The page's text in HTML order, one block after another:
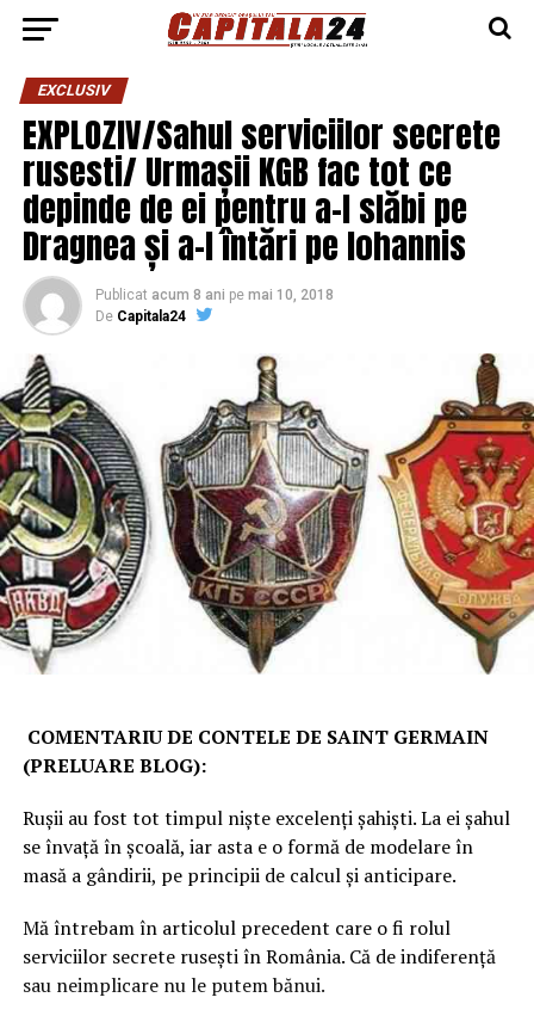
EXCLUSIV
EXPLOZIV/Sahul serviciilor secrete
rusesti/ Urmașii KGB fac tot ce
depinde de ei pentru a-l slăbi pe
Dragnea și a-l întări pe Iohannis
Publicat acum 8 ani pe mai 10, 2018
De Capitala24
COMENTARIU DE CONTELE DE SAINT GERMAIN
(PRELUARE BLOG):
Rușii au fost tot timpul niște excelenți șahiști. La ei șahul
se învață în școală, iar asta e o formă de modelare în
masă a gândirii, pe principii de calcul și anticipare.
Mă întrebam în articolul precedent care o fi rolul
serviciilor secrete rusești în România. Că de indiferență
sau neimplicare nu le putem bănui.